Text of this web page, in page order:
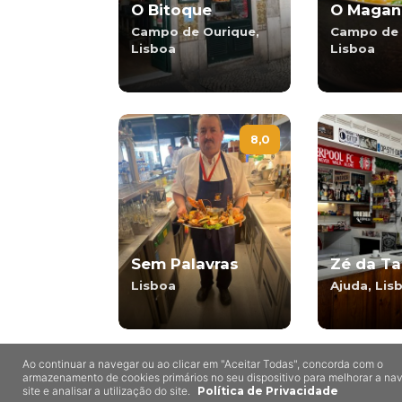
O Bitoque
Campo de Ourique,
Lisboa
O
Campo de
Lisboa
8,0
Sem Palavras
Lisboa
Zé da
Ajuda,
Outros Restaurantes com
Ao continuar a navegar ou ao clicar em "Aceitar Todas", concorda com o
armazenamento de cookies primários no seu dispositivo para melhorar a
site e analisar a utilização do site.
Política de Privacidade